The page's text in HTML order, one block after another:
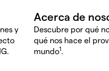
y
Descubre por qué
qué nos hace el
mundo1.